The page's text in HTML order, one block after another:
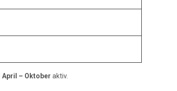
April – Oktober aktiv.